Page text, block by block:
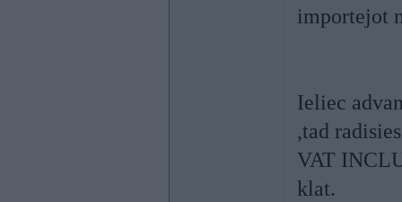
importejot
Ieliec
,tad
VAT
klat.